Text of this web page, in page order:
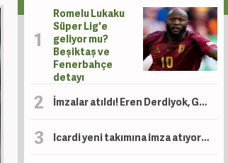
Romelu Lukaku
Süper Lig'e
geliyor mu?
Beşiktaş ve
Fenerbahçe
detayı
İmzalar atıldı! Eren Derdiyok, Galatasaray'da göreve getirildi
Icardi yeni takımına imza atıyor! Ev bakmaya bile başladı